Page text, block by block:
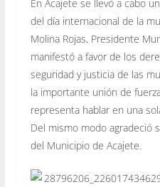
En Acajete se llevó a cabo
del día internacional de la
Molina Rojas, Presidente
manifestó a favor de los
seguridad y justicia de las
la importante unión de
representa hablar en una
Del mismo modo agradeció
del Municipio de Acajete.